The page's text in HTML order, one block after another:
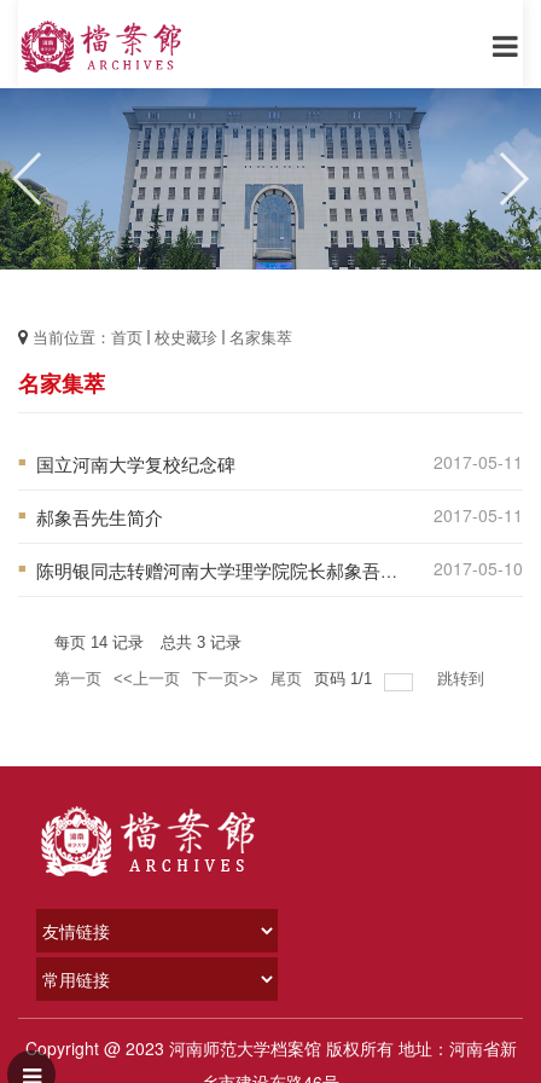
当前位置： 首页 校史藏珍 名家集萃
名家集萃
■ 国立河南大学复校纪念碑 2017-05-11
■ 郝象吾先生简介 2017-05-11
■ 陈明银同志转赠河南大学理学院院长郝象吾先生珍贵校史资料 2017-05-10
每页 14 记录 总共 3 记录
第一页
<<上一页 下一页>> 尾页 页码 1/1 跳转到
Copyright @ 2023 河南师范大学档案馆 版权所有 地址：河南省新